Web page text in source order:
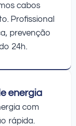
cabos
Profissional
prevenção
24h.
energia
com
rápida.